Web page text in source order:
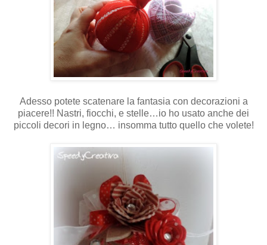
Adesso potete scatenare la fantasia con decorazioni a
piacere!! Nastri, fiocchi, e stelle…io ho usato anche dei
piccoli decori in legno… insomma tutto quello che volete!